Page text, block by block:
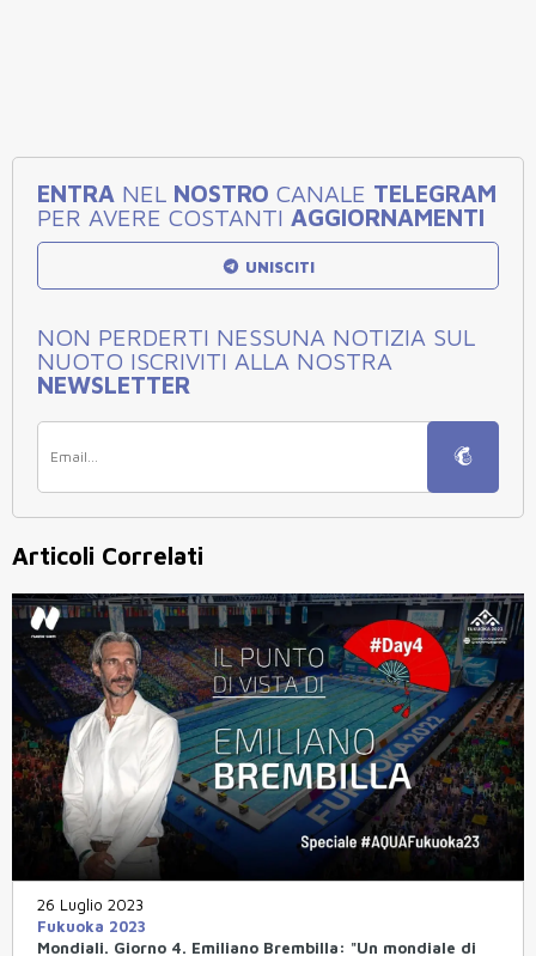
ENTRA NEL NOSTRO CANALE TELEGRAM
PER AVERE COSTANTI AGGIORNAMENTI
UNISCITI
NON PERDERTI NESSUNA NOTIZIA SUL
NUOTO ISCRIVITI ALLA NOSTRA
NEWSLETTER
Articoli Correlati
26 Luglio 2023
Fukuoka 2023
Mondiali. Giorno 4. Emiliano Brembilla: "Un mondiale di